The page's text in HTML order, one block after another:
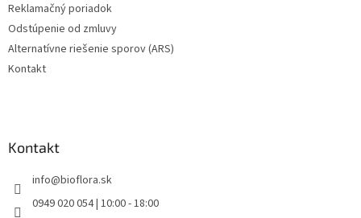
Reklamačný poriadok
Odstúpenie od zmluvy
Alternatívne riešenie sporov (ARS)
Kontakt
Kontakt
info@bioflora.sk
0949 020 054 | 10:00 - 18:00